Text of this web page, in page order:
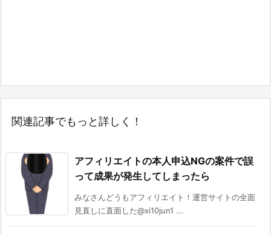
関連記事でもっと詳しく！
アフィリエイトの本人申込NGの案件で誤
って成果が発生してしまったら
みなさんどうもアフィリエイト！運営サイトの全面
見直しに直面した@xi10jun1 ...